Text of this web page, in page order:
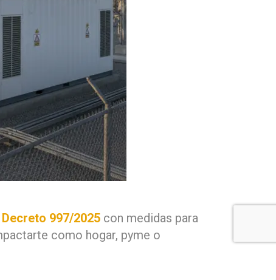
Decreto 997/2025 con medidas para
como hogar, pyme o